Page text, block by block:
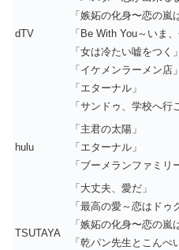
dTV
「嫉妬の化身〜恋の嵐
「Be With You～いま
「女は冷たい嘘をつく」
「イケメンラーメン店」
「エターナル」
「サンドゥ、学校へ行
hulu
「主君の太陽」
「エターナル」
「ブーメランファミリ
TSUTAYA
「大丈夫、愛だ」
「最高の愛～恋はドゥ
「嫉妬の化身〜恋の嵐
「乾パン先生とこんぺ